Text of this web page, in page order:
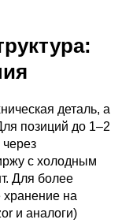
деталь, а
позиций до 1–2
с холодным
Для более
хранение на
и аналоги)